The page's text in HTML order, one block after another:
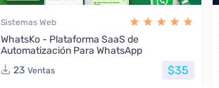
Sistemas Web
WhatsKo - Plataforma SaaS de
Automatización Para WhatsApp
23 Ventas $35